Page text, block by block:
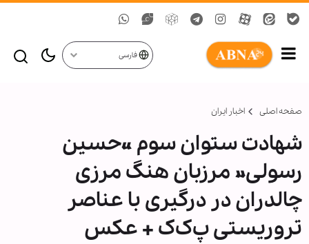
فارسی
صفحه اصلی اخبار ایران
شهادت ستوان سوم «حسین
رسولی» مرزبان هنگ مرزی
چالدران در درگیری با عناصر
تروریستی پ‌ک‌ک + عکس